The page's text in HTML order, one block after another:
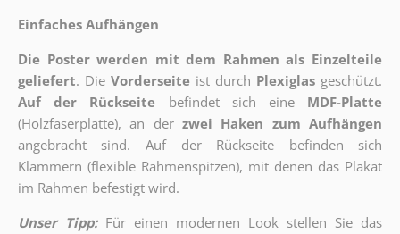
Einfaches Aufhängen
Die Poster werden mit dem Rahmen als Einzelteile
geliefert. Die Vorderseite ist durch Plexiglas geschützt.
Auf der Rückseite
befindet sich eine
MDF-Platte
(Holzfaserplatte), an der zwei Haken zum Aufhängen
angebracht sind.
Auf der Rückseite befinden sich
Klammern (flexible Rahmenspitzen), mit denen das Plakat
im Rahmen befestigt wird.
Unser Tipp: Für einen modernen Look stellen Sie das